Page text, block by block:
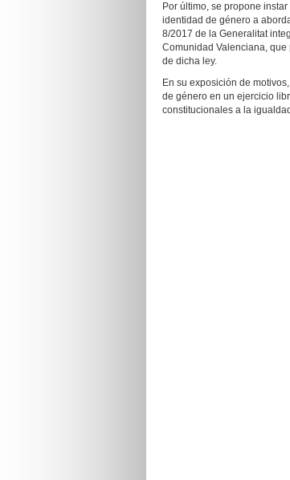
Por último, se propone
identidad de género a
8/2017 de la Generalitat
Comunidad Valenciana,
de dicha ley.
En su exposición de
de género en un ejercicio
constitucionales a la